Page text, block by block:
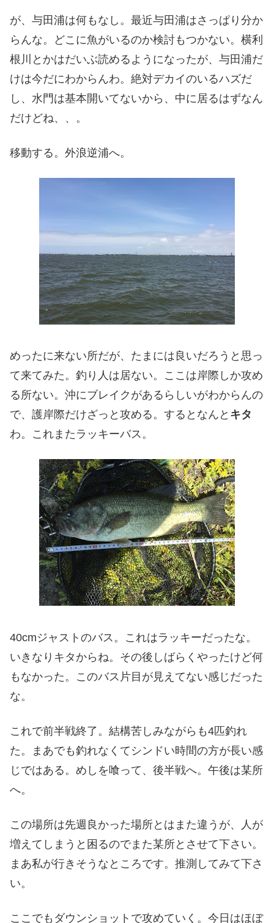
が、与田浦は何もなし。最近与田浦はさっぱり分か
らんな。どこに魚がいるのか検討もつかない。横利
根川とかはだいぶ読めるようになったが、与田浦だ
けは今だにわからんわ。絶対デカイのいるハズだ
し、水門は基本開いてないから、中に居るはずなん
だけどね、、。
移動する。外浪逆浦へ。
めったに来ない所だが、たまには良いだろうと思っ
て来てみた。釣り人は居ない。ここは岸際しか攻め
る所ない。沖にブレイクがあるらしいがわからんの
で、護岸際だけざっと攻める。するとなんと キタ
わ。これまたラッキーバス。
40cmジャストのバス。これはラッキーだったな。
いきなりキタからね。その後しばらくやったけど何
もなかった。このバス片目が見えてない感じだった
な。
これで前半戦終了。結構苦しみながらも4匹釣れ
た。まあでも釣れなくてシンドい時間の方が長い感
じではある。めしを喰って、後半戦へ。午後は某所
へ。
この場所は先週良かった場所とはまた違うが、人が
増えてしまうと困るのでまた某所とさせて下さい。
まあ私が行きそうなところです。推測してみて下さ
い。
ここでもダウンショットで攻めていく。今日はほぼ